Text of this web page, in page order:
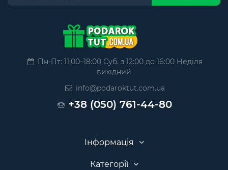
Пн-Пт: 11:00–18:00 Суб. з 12:00 до 16:00 Неділя
вихідний
info@podaroktut.com.ua
+38 (050) 761-44-80
Інформація
Категорії